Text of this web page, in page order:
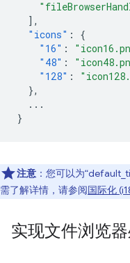
],
"icons" :
{
"16" :
"48" :
"128" :
},
...
}
注意 ：您可以为
需了解详情，请参阅国际化
实现文件浏览